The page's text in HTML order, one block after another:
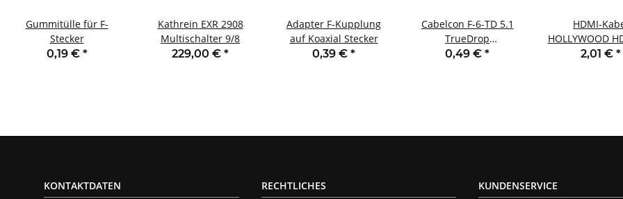
Gummitülle für F-
Stecker
0,19 € *
Kathrein EXR 2908
Multischalter 9/8
229,00 € *
Adapter F-Kupplung
auf Koaxial Stecker
0,39 € *
Cabelcon F-6-TD 5.1
TrueDrop
Kompressionsstecker
0,49 € *
HDMI-
HOLLYWOOD
vergoldete
2,01 € *
KONTAKTDATEN RECHTLICHES KUNDENSERVICE